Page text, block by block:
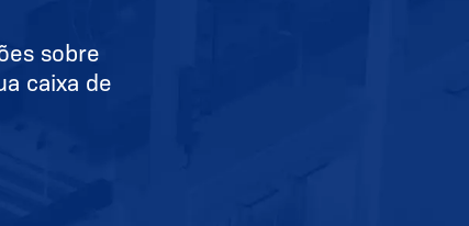
sobre
caixa de